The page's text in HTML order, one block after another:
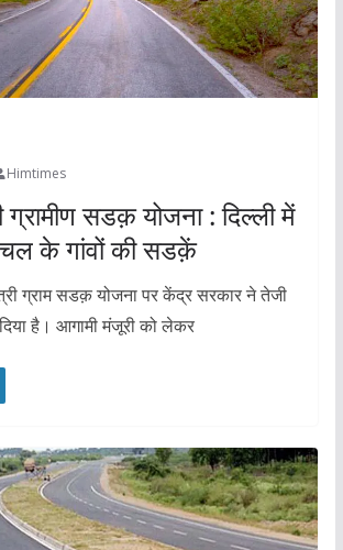
Himtimes
ग्रामीण सडक़ योजना : दिल्ली में
के गांवों की सडक़ें
ग्राम सडक़ योजना पर केंद्र सरकार ने तेजी
है। आगामी मंजूरी को लेकर